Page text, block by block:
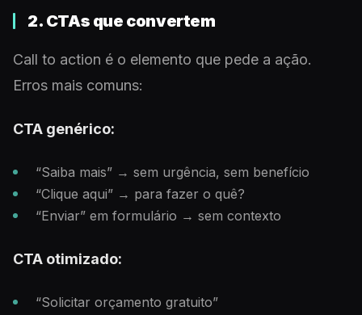
2. CTAs que convertem
Call to action é o elemento que pede a ação.
Erros mais comuns:
CTA genérico:
“Saiba mais” → sem urgência, sem benefício
“Clique aqui” → para fazer o quê?
“Enviar” em formulário → sem contexto
CTA otimizado:
“Solicitar orçamento gratuito”